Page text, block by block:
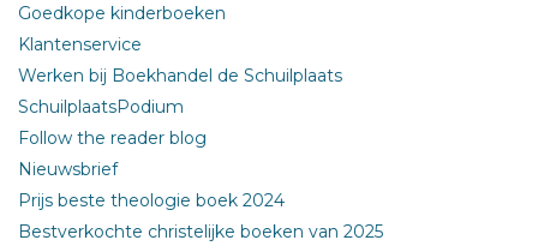
Goedkope kinderboeken
Klantenservice
Werken bij Boekhandel de Schuilplaats
SchuilplaatsPodium
Follow the reader blog
Nieuwsbrief
Prijs beste theologie boek 2024
Bestverkochte christelijke boeken van 2025